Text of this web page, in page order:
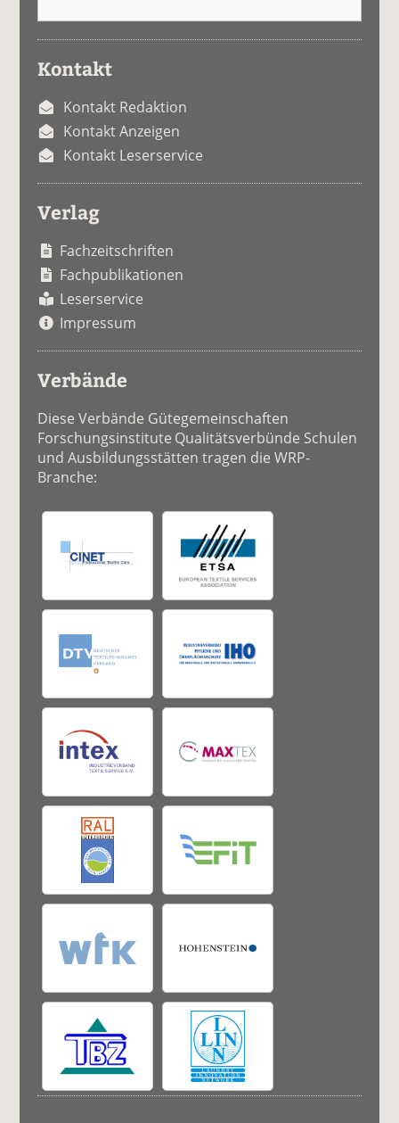
Kontakt
Kontakt Redaktion
Kontakt Anzeigen
Kontakt Leserservice
Verlag
Fachzeitschriften
Fachpublikationen
Leserservice
Impressum
Verbände
Diese Verbände Gütegemeinschaften
Forschungsinstitute Qualitätsverbünde Schulen
und Ausbildungsstätten tragen die WRP-
Branche: